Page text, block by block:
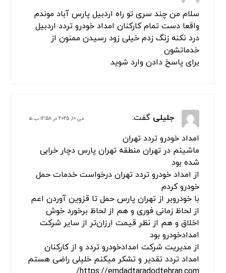
سلام من چند سری تو راه اردبیل پارس آباد موندم
واقعا دست تمام کارکنان امداد خودرو تردد اردبیل
درد نکنه زنگ زدم خیلی زود رسیدن ممنون از
خدماتشون
برای پاسخ دادن وارد شوید
جلیلی گفت: می 10, 2025 در 12:58 ب.ظ
امداد خودرو تردد تهران
ماشینم در تهران منطقه تهران پارس دچار خرابی
شده بود
از امداد خودرو تردد تهران درخواست خدمات حمل
خودرو کردم
با خودروبر از تهران پارس حمل تا قزوین آوردن اعم
از لحاظ زمانی فوری و هم از لحاظ برخورد خوش
اخلاق و هم از نظر قیمت ارزان‌تر از سایر شرکت
امدادخودرو بود
از مدیریت شرکت امدادخودرو تردد و از کارکنان
امداد تردد تقدیر و تشکر میکنم خلیلی راضی هستم